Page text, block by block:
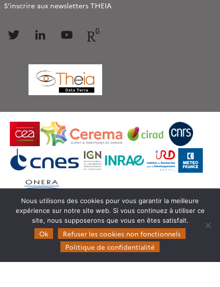
S’inscrire aux newsletters THEIA
Follow Follow
© Copyright Theia -SEDOO (Service de Données
OMP)
Nous utilisons des cookies pour vous garantir la meilleure
expérience sur notre site web. Si vous continuez à utiliser ce
site, nous supposerons que vous en êtes satisfait.
Ok
Refuser les cookies non fonctionnels
Politique de confidentialité